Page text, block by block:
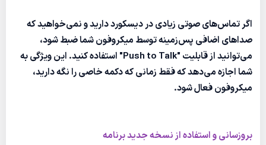
اگر تماس‌های صوتی زیادی در دیسکورد دارید و نمی‌خواهید که
صداهای اضافی پس‌زمینه توسط میکروفون شما ضبط شود،
می‌توانید از قابلیت "Push to Talk" استفاده کنید. این ویژگی به
شما اجازه می‌دهد که فقط زمانی که دکمه خاصی را نگه دارید،
میکروفون فعال شود.
بروزسانی و ‌استفاده از نسخه جدید برنامه